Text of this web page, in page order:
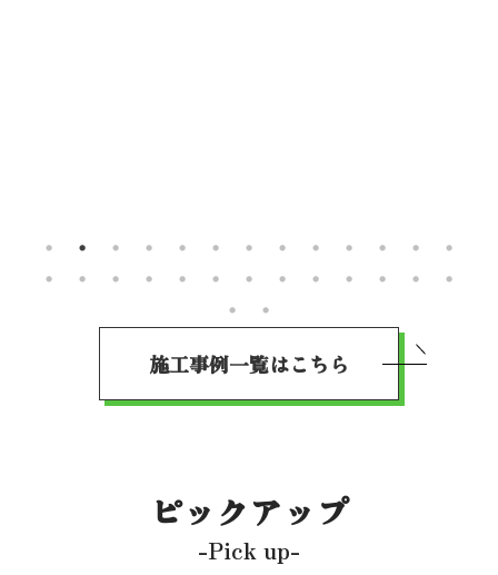
施工事例一覧はこちら
ピックアップ
-Pick up-